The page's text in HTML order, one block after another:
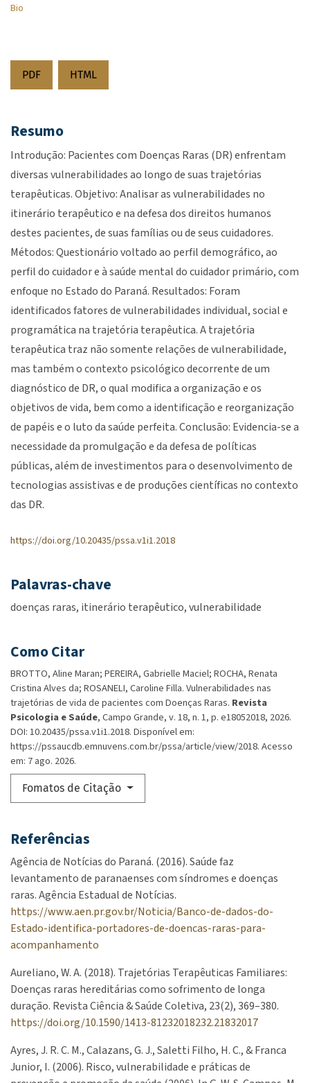
Bio
PDF HTML
Palavras-chave
doenças raras itinerário terapêutico vulnerabilidade
Como Citar
BROTTO, Aline Maran; PEREIRA, Gabrielle Maciel; ROCHA, Renata
Cristina Alves da; ROSANELI, Caroline Filla. Vulnerabilidades nas
trajetórias de vida de pacientes com Doenças Raras. Revista
Psicologia e Saúde, Campo Grande, v. 18, n. 1, p. e18052018, 2026.
DOI: 10.20435/pssa.v1i1.2018. Disponível em:
https://pssaucdb.emnuvens.com.br/pssa/article/view/2018. Acesso
em: 7 ago. 2026.
Fomatos de Citação
Resumo
Introdução: Pacientes com Doenças Raras (DR) enfrentam
diversas vulnerabilidades ao longo de suas trajetórias
terapêuticas. Objetivo: Analisar as vulnerabilidades no
itinerário terapêutico e na defesa dos direitos humanos
destes pacientes, de suas famílias ou de seus cuidadores.
Métodos: Questionário voltado ao perfil demográfico, ao
perfil do cuidador e à saúde mental do cuidador primário, com
enfoque no Estado do Paraná. Resultados: Foram
identificados fatores de vulnerabilidades individual, social e
programática na trajetória terapêutica. A trajetória
terapêutica traz não somente relações de vulnerabilidade,
mas também o contexto psicológico decorrente de um
diagnóstico de DR, o qual modifica a organização e os
objetivos de vida, bem como a identificação e reorganização
de papéis e o luto da saúde perfeita. Conclusão: Evidencia-se a
necessidade da promulgação e da defesa de políticas
públicas, além de investimentos para o desenvolvimento de
tecnologias assistivas e de produções científicas no contexto
das DR.
https://doi.org/10.20435/pssa.v1i1.2018
Referências
Agência de Notícias do Paraná. (2016). Saúde faz
levantamento de paranaenses com síndromes e doenças
raras. Agência Estadual de Notícias.
https://www.aen.pr.gov.br/Noticia/Banco-de-dados-do-
Estado-identifica-portadores-de-doencas-raras-para-
acompanhamento
Aureliano, W. A. (2018). Trajetórias Terapêuticas Familiares:
Doenças raras hereditárias como sofrimento de longa
duração. Revista Ciência & Saúde Coletiva, 23(2), 369–380.
https://doi.org/10.1590/1413-81232018232.21832017
Ayres, J. R. C. M., Calazans, G. J., Saletti Filho, H. C., & Franca
Junior, I. (2006). Risco, vulnerabilidade e práticas de